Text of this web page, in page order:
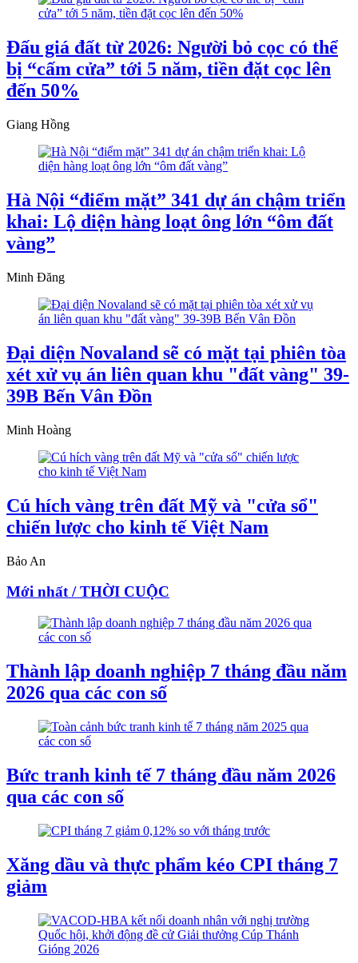
Đấu giá đất từ 2026: Người bỏ cọc có thể
bị “cấm cửa” tới 5 năm, tiền đặt cọc lên
đến 50%
Giang Hồng
Hà Nội “điểm mặt” 341 dự án chậm triển
khai: Lộ diện hàng loạt ông lớn “ôm đất
vàng”
Minh Đăng
Đại diện Novaland sẽ có mặt tại phiên tòa
xét xử vụ án liên quan khu "đất vàng" 39-
39B Bến Vân Đồn
Minh Hoàng
Cú hích vàng trên đất Mỹ và "cửa sổ"
chiến lược cho kinh tế Việt Nam
Bảo An
Mới nhất / THỜI CUỘC
Thành lập doanh nghiệp 7 tháng đầu năm
2026 qua các con số
Bức tranh kinh tế 7 tháng đầu năm 2026
qua các con số
Xăng dầu và thực phẩm kéo CPI tháng 7
giảm